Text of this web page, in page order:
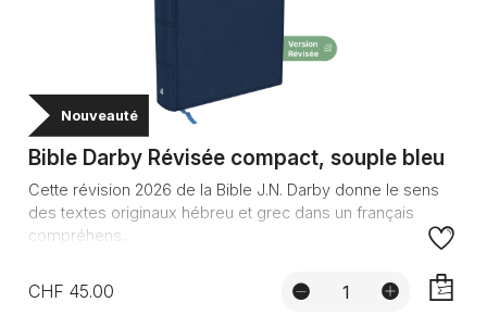
Nouveauté
Bible Darby Révisée compact, souple bleu
Cette révision 2026 de la Bible J.N. Darby donne le sens
des textes originaux hébreu et grec dans un français
compréhens...
CHF 45.00